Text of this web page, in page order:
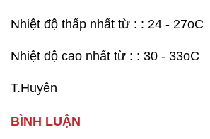
Nhiệt độ thấp nhất từ : : 24 - 27oC
Nhiệt độ cao nhất từ : : 30 - 33oC
T.Huyên